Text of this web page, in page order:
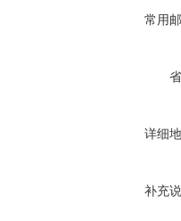
常用
详细
补充